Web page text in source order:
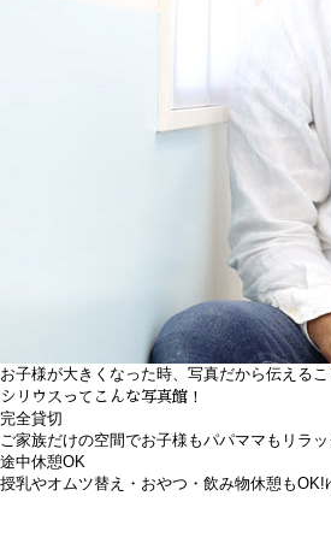
お子様が大きくなった時、写真だから伝える
シリウスってこんな写真館！
完全貸切
ご家族だけの空間でお子様もパパママもリラ
途中休憩OK
授乳やオムツ替え・おやつ・飲み物休憩もOK!